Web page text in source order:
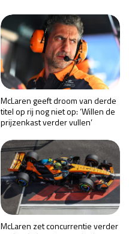
McLaren geeft droom van derde
titel op rij nog niet op: ‘Willen de
prijzenkast verder vullen’
McLaren zet concurrentie verder